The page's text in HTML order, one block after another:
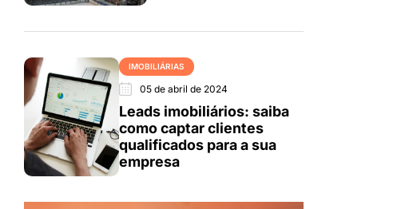
IMOBILIÁRIAS
05 de abril de 2024
Leads imobiliários: saiba
como captar clientes
qualificados para a sua
empresa